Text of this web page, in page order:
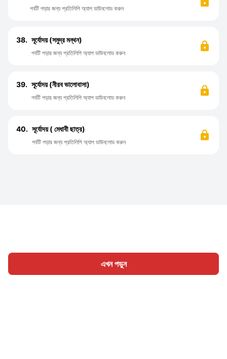
এখন পড়ুন
পর্বটি পড়ার জন্য প্রতিলিপি অ্যাপ ডাউনলোড করুন
38. সূর্যোদয় (সমুদ্র মন্থন)
পর্বটি পড়ার জন্য প্রতিলিপি অ্যাপ ডাউনলোড করুন
39. সূর্যোদয় (নীরব ভালোবাসা)
পর্বটি পড়ার জন্য প্রতিলিপি অ্যাপ ডাউনলোড করুন
40. সূর্যোদয় ( মেধাবী ছাত্র)
পর্বটি পড়ার জন্য প্রতিলিপি অ্যাপ ডাউনলোড করুন
হোম শ্রেণী লিখুন প্রবন্ধ সাইন ইন